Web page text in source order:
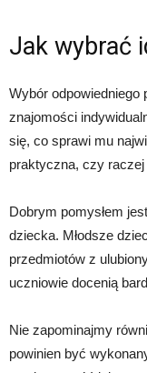
Jak wybrać
Wybór odpowiedniego
znajomości
się, co sprawi mu
praktyczna, czy raczej
Dobrym pomysłem
dziecka. Młodsze
przedmiotów z
uczniowie docenią
Nie zapominajmy
powinien być